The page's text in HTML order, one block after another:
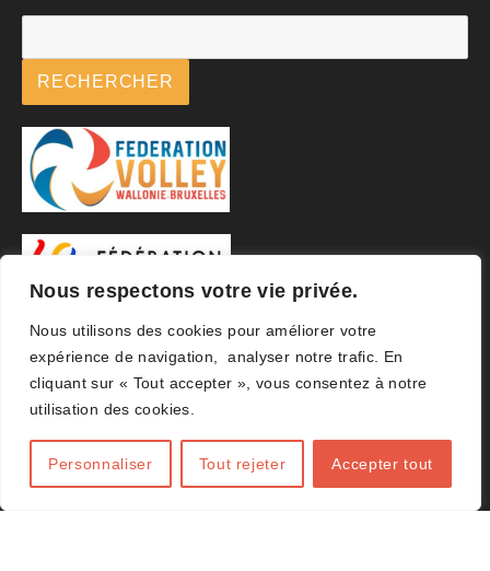
Nous respectons votre vie privée.
Nous utilisons des cookies pour améliorer votre
expérience de navigation, analyser notre trafic. En
cliquant sur « Tout accepter », vous consentez à notre
utilisation des cookies.
Personnaliser Tout rejeter Accepter tout
RECHERCHER